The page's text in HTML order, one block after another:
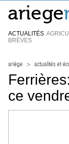
ACTUALITÉS
BRÈVES
ariège > actualités et
ce